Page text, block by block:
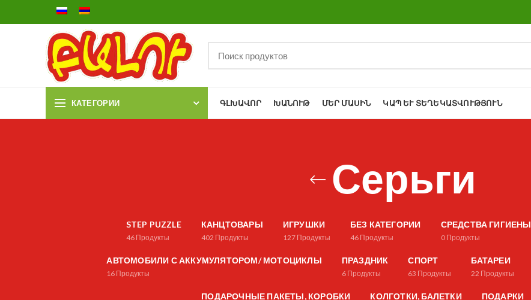
КАТЕГОРИИ ԳԼԽԱՎՈՐ ԽԱՆՈՒԹ ՄԵՐ ՄԱՍԻՆ ԿԱՊ ԵՒ ՏԵՂԵԿԱՏՎՈՒԹՅՈՒՆ
Серьги
STEP PUZZLE
46 Продукты
КАНЦТОВАРЫ
402 Продукты
ИГРУШКИ
127 Продукты
БЕЗ КАТЕГОРИИ
46 Продукты
СРЕДСТВА ГИГИЕНЫ
0 Продукты
АВТОМОБИЛИ С АККУМУЛЯТОРОМ/ МОТОЦИКЛЫ
16 Продукты
ПРАЗДНИК
6 Продукты
СПОРТ
63 Продукты
БАТАРЕИ
22 Продукты
ПОДАРОЧНЫЕ ПАКЕТЫ, КОРОБКИ КОЛГОТКИ, БАЛЕТКИ ПОДАРКИ